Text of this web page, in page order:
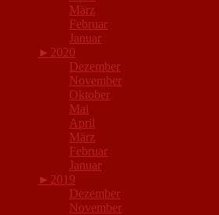
März
Februar
Januar
► 2020
Dezember
November
Oktober
Mai
April
März
Februar
Januar
► 2019
Dezember
November